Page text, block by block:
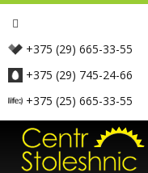
+375 (29) 665-33-55
+375 (29) 745-24-66
+375 (25) 665-33-55